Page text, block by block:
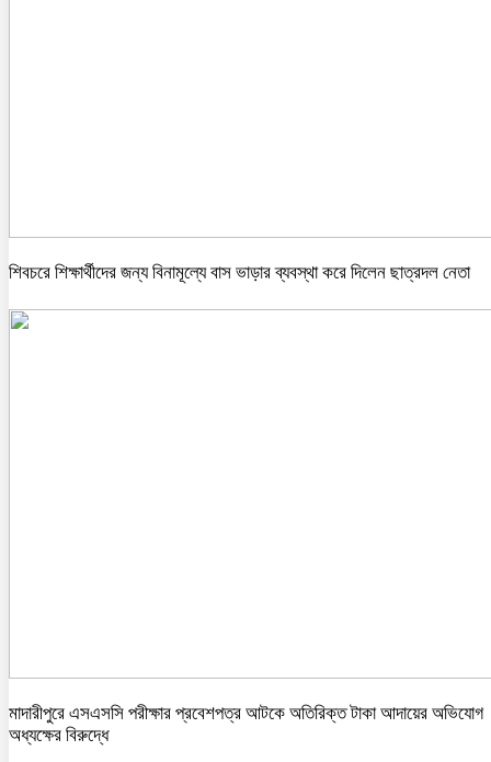
শিবচরে শিক্ষার্থীদের জন্য বিনামূল্যে বাস ভাড়ার ব্যবস্থা করে দিলেন ছাত্রদল নেতা
মাদারীপুরে এসএসসি পরীক্ষার প্রবেশপত্র আটকে অতিরিক্ত টাকা আদায়ের অভিযোগ
অধ্যক্ষের বিরুদ্ধে